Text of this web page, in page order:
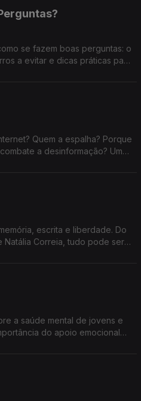
se fazem boas perguntas: o
a evitar e dicas práticas para
Quem a espalha? Porque
a desinformação? Um
escrita e liberdade. Do
Natália Correia, tudo pode ser
a saúde mental de jovens e
do apoio emocional